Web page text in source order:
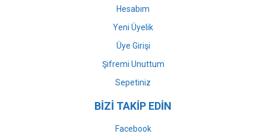
Hesabım
Yeni Üyelik
Üye Girişi
Şifremi Unuttum
Sepetiniz
BİZİ TAKİP EDİN
Facebook